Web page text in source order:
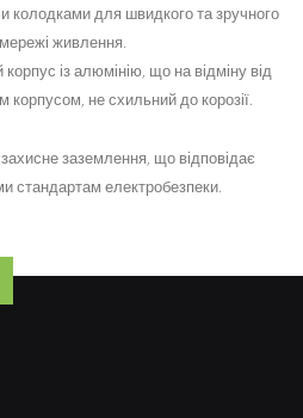
колодками для швидкого та зручного
живлення.
корпус із алюмінію, що на відміну від
корпусом, не схильний до корозії.
заземлення, що відповідає
стандартам електробезпеки.